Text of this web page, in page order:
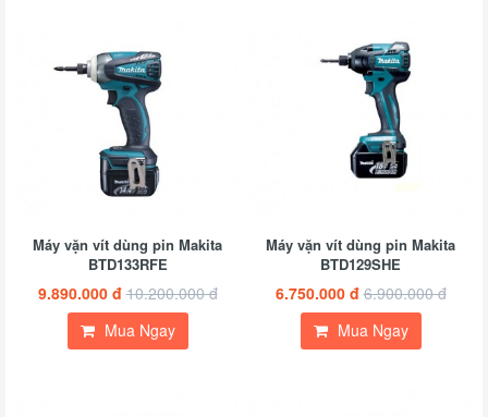
Máy vặn vít dùng pin Makita
BTD133RFE
9.890.000 đ 10.200.000 đ
Mua Ngay
Máy vặn vít dùng pin Makita
BTD129SHE
6.750.000 đ 6.900.000 đ
Mua Ngay